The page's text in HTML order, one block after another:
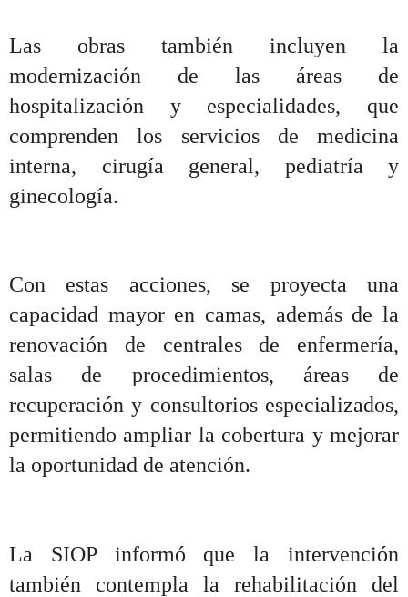
Las obras también incluyen la
modernización de las áreas de
hospitalización y especialidades, que
comprenden los servicios de medicina
interna, cirugía general, pediatría y
ginecología.
Con estas acciones, se proyecta una
capacidad mayor en camas, además de la
renovación de centrales de enfermería,
salas de procedimientos, áreas de
recuperación y consultorios especializados,
permitiendo ampliar la cobertura y mejorar
la oportunidad de atención.
La SIOP informó que la intervención
también contempla la rehabilitación del